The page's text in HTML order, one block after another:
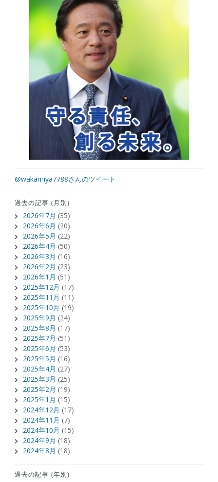
@wakamiya7788さんのツイート
過去の記事 (月別)
2026年7月 (35)
2026年6月 (20)
2026年5月 (22)
2026年4月 (50)
2026年3月 (16)
2026年2月 (23)
2026年1月 (51)
2025年12月 (17)
2025年11月 (11)
2025年10月 (19)
2025年9月 (24)
2025年8月 (17)
2025年7月 (51)
2025年6月 (53)
2025年5月 (16)
2025年4月 (27)
2025年3月 (25)
2025年2月 (19)
2025年1月 (15)
2024年12月 (17)
2024年11月 (7)
2024年10月 (15)
2024年9月 (18)
2024年8月 (18)
過去の記事 (年別)